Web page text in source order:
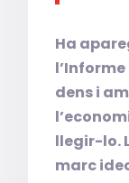
Ha
dens i
llegir-lo.
marc